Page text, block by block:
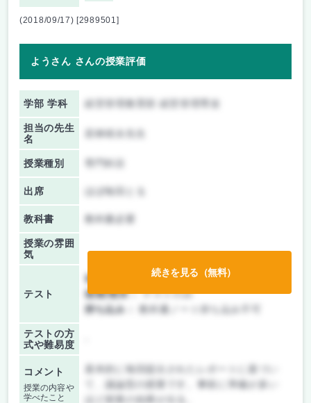
(2018/09/17) [2989501]
ようさん さんの授業評価
学部 学科
担当の先生
名
若林靖永先生
授業種別
出席 ほぼ毎回とる
教科書 教科書必要
授業の雰囲
気
テスト
前期/中間：
レポートのみ
後期/期末：テストのみ
持ち込み：
教科書ノート持ち込み不可
テストの方
式や難易度
コメント
授業の内容や
学べたこと
基本的に毎回提出されたレポートに基づい
て、議論型の授業です。事前に準備が多い
続きを見る（無料）